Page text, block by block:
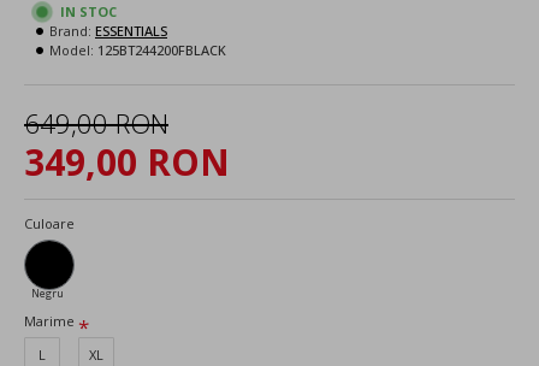
349,00 RON
649,00 RON
IN STOC
Brand: ESSENTIALS
Model: 125BT244200FBLACK
Culoare
Negru
Marime
L
XL